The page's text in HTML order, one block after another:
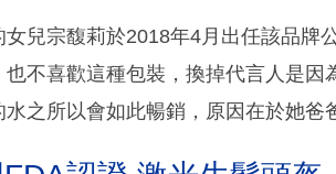
兒宗馥莉於2018年4月出任該品牌
不喜歡這種包裝，換掉代言人是
之所以會如此暢銷，原因在於她爸